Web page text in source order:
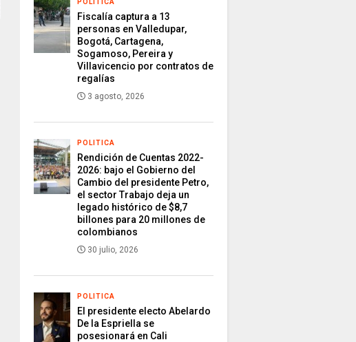
POLITICA
Fiscalía captura a 13
personas en Valledupar,
Bogotá, Cartagena,
Sogamoso, Pereira y
Villavicencio por contratos de
regalías
3 agosto, 2026
POLITICA
Rendición de Cuentas 2022-
2026: bajo el Gobierno del
Cambio del presidente Petro,
el sector Trabajo deja un
legado histórico de $8,7
billones para 20 millones de
colombianos
30 julio, 2026
POLITICA
El presidente electo Abelardo
De la Espriella se
posesionará en Cali